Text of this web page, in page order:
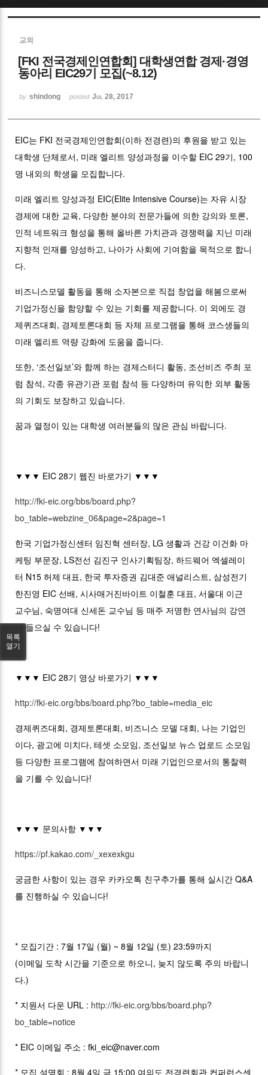
교외
[FKI 전국경제인연합회] 대학생연합 경제·경영
동아리 EIC29기 모집(~8.12)
by shindong posted Jul 28, 2017
EIC는 FKI 전국경제인연합회(이하 전경련)의 후원을 받고 있는
대학생 단체로서, 미래 엘리트 양성과정을 이수할 EIC 29기, 100
명 내외의 학생을 모집합니다.
미래 엘리트 양성과정 EIC(Elite Intensive Course)는 자유 시장
경제에 대한 교육, 다양한 분야의 전문가들에 의한 강의와 토론,
인적 네트워크 형성을 통해 올바른 가치관과 경쟁력을 지닌 미래
지향적 인재를 양성하고, 나아가 사회에 기여함을 목적으로 합니
다.
비즈니스모델 활동을 통해 소자본으로 직접 창업을 해봄으로써
기업가정신을 함양할 수 있는 기회를 제공합니다. 이 외에도 경
제퀴즈대회, 경제토론대회 등 자체 프로그램을 통해 코스생들의
미래 엘리트 역량 강화에 도움을 줍니다.
또한, ‘조선일보’와 함께 하는 경제스터디 활동, 조선비즈 주최 포
럼 참석, 각종 유관기관 포럼 참석 등 다양하며 유익한 외부 활동
의 기회도 보장하고 있습니다.
꿈과 열정이 있는 대학생 여러분들의 많은 관심 바랍니다.
▼▼▼ EIC 28기 웹진 바로가기 ▼▼▼
http://fki-eic.org/bbs/board.php?
bo_table=webzine_06&page=2&page=1
한국 기업가정신센터 임진혁 센터장, LG 생활과 건강 이건화 마
케팅 부문장, LS전선 김진구 인사기획팀장, 하드웨어 엑셀레이
터 N15 허제 대표, 한국 투자증권 김대준 애널리스트, 삼성전기
한진영 EIC 선배, 시사매거진바이트 이철훈 대표, 서울대 이근
교수님, 숙명여대 신세돈 교수님 등 매주 저명한 연사님의 강연
을 들으실 수 있습니다!
▼▼▼ EIC 28기 영상 바로가기 ▼▼▼
http://fki-eic.org/bbs/board.php?bo_table=media_eic
경제퀴즈대회, 경제토론대회, 비즈니스 모델 대회, 나는 기업인
이다, 광고에 미치다, 테셋 소모임, 조선일보 뉴스 업로드 소모임
등 다양한 프로그램에 참여하면서 미래 기업인으로서의 통찰력
을 기를 수 있습니다!
▼▼▼ 문의사항 ▼▼▼
https://pf.kakao.com/_xexexkgu
궁금한 사항이 있는 경우 카카오톡 친구추가를 통해 실시간 Q&A
를 진행하실 수 있습니다!
* 모집기간 : 7월 17일 (월) ~ 8월 12일 (토) 23:59까지
(이메일 도착 시간을 기준으로 하오니, 늦지 않도록 주의 바랍니
다.)
* 지원서 다운 URL : http://fki-eic.org/bbs/board.php?
bo_table=notice
* EIC 이메일 주소 : fki_eic@naver.com
* 모집 설명회 : 8월 4일 금 15:00 여의도 전경련회관 컨퍼런스센
목록
열기
Sketchbook5, 스케치북5
Sketchbook5, 스케치북5